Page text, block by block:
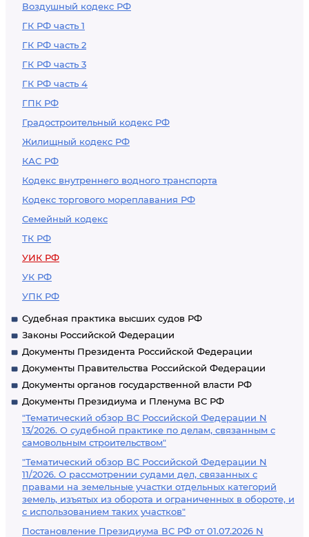
Воздушный кодекс РФ
ГК РФ часть 1
ГК РФ часть 2
ГК РФ часть 3
ГК РФ часть 4
ГПК РФ
Градостроительный кодекс РФ
Жилищный кодекс РФ
КАС РФ
Кодекс внутреннего водного транспорта
Кодекс торгового мореплавания РФ
Семейный кодекс
ТК РФ
УИК РФ
УК РФ
УПК РФ
Судебная практика высших судов РФ
Законы Российской Федерации
Документы Президента Российской Федерации
Документы Правительства Российской Федерации
Документы органов государственной власти РФ
Документы Президиума и Пленума ВС РФ
"Тематический обзор ВС Российской Федерации N
13/2026. О судебной практике по делам, связанным с
самовольным строительством"
"Тематический обзор ВС Российской Федерации N
11/2026. О рассмотрении судами дел, связанных с
правами на земельные участки отдельных категорий
земель, изъятых из оборота и ограниченных в обороте, и
с использованием таких участков"
Постановление Президиума ВС РФ от 01.07.2026 N